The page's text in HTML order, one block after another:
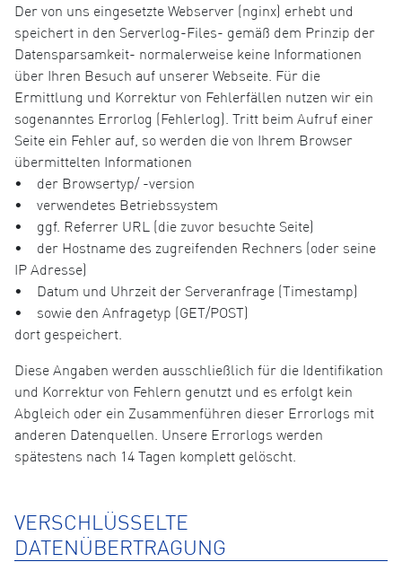
Der von uns eingesetzte Webserver (nginx) erhebt und
speichert in den Serverlog-Files- gemäß dem Prinzip der
Datensparsamkeit- normalerweise keine Informationen
über Ihren Besuch auf unserer Webseite. Für die
Ermittlung und Korrektur von Fehlerfällen nutzen wir ein
sogenanntes Errorlog (Fehlerlog). Tritt beim Aufruf einer
Seite ein Fehler auf, so werden die von Ihrem Browser
übermittelten Informationen
• der Browsertyp/ -version
• verwendetes Betriebssystem
• ggf. Referrer URL (die zuvor besuchte Seite)
• der Hostname des zugreifenden Rechners (oder seine
IP Adresse)
• Datum und Uhrzeit der Serveranfrage (Timestamp)
• sowie den Anfragetyp (GET/POST)
dort gespeichert.
Diese Angaben werden ausschließlich für die Identifikation
und Korrektur von Fehlern genutzt und es erfolgt kein
Abgleich oder ein Zusammenführen dieser Errorlogs mit
anderen Datenquellen. Unsere Errorlogs werden
spätestens nach 14 Tagen komplett gelöscht.
VERSCHLÜSSELTE
DATENÜBERTRAGUNG